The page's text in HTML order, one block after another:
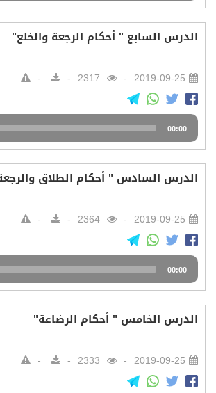
الدرس السابع " أحكام الرجعة والخلع"
2019-09-25
Audio
Player
00:00
الدرس السادس " أحكام الطلاق
2019-09-25
Audio
Player
00:00
الدرس الخامس " أحكام الرضاعة"
2019-09-25